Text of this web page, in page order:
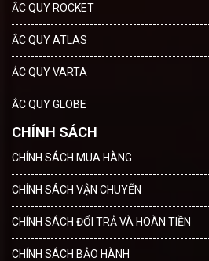
ẮC QUY ROCKET
ẮC QUY ATLAS
ẮC QUY VARTA
ẮC QUY GLOBE
CHÍNH SÁCH
CHÍNH SÁCH MUA HÀNG
CHÍNH SÁCH VẬN CHUYỂN
CHÍNH SÁCH ĐỔI TRẢ VÀ HOÀN TIỀN
CHÍNH SÁCH BẢO HÀNH